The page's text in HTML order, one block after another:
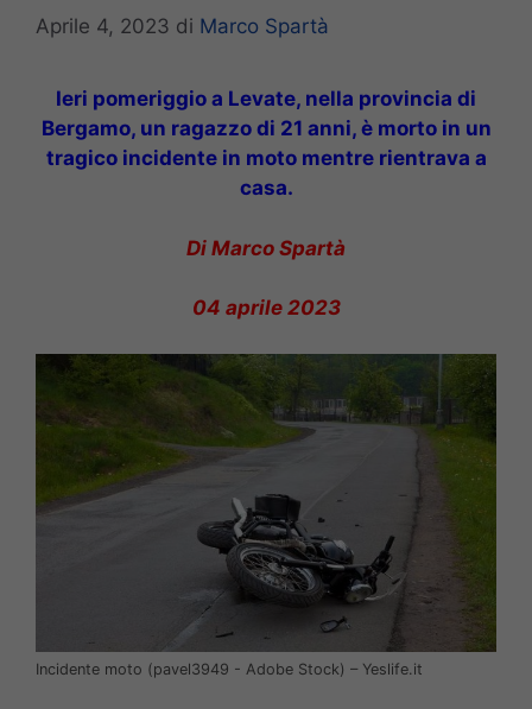
Aprile 4, 2023 di Marco Spartà
Ieri pomeriggio a Levate, nella provincia di
Bergamo, un ragazzo di 21 anni, è morto in un
tragico incidente in moto mentre rientrava a
casa.
Di Marco Spartà
04 aprile 2023
Incidente moto (pavel3949 ​- Adobe Stock) – Yeslife.it